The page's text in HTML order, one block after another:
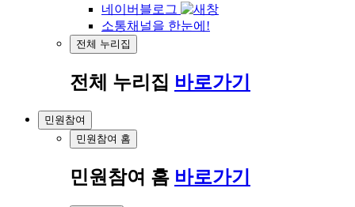
네이버블로그
소통채널을 한눈에!
전체 누리집
전체 누리집 바로가기
민원참여
민원참여 홈
민원참여 홈 바로가기